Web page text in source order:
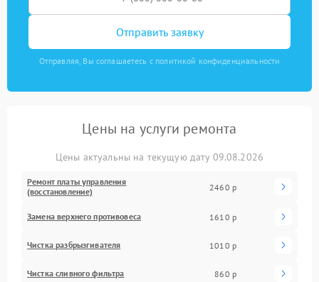
Отправить заявку
Отправляя, Вы соглашаетесь с политикой конфиденциальности
Цены на услуги ремонта
Цены актуальны на текущую дату 09.08.2026
Ремонт платы управления
(восстановление)
2460 р
Замена верхнего противовеса 1610 р
Чистка разбрызгивателя 1010 р
Чистка сливного фильтра 860 р